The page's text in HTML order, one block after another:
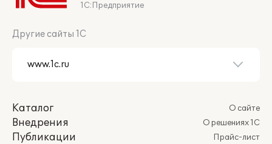
1С:Предприятие
Другие сайты 1С
Каталог
Внедрения
Публикации
О сайте
О решениях 1С
Прайс-лист